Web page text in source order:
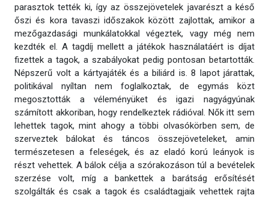
parasztok tették ki, így az összejövetelek javarészt a késő
őszi és kora tavaszi időszakok között zajlottak, amikor a
mezőgazdasági munkálatokkal végeztek, vagy még nem
kezdték el. A tagdíj mellett a játékok használatáért is díjat
fizettek a tagok, a szabályokat pedig pontosan betartották.
Népszerű volt a kártyajáték és a biliárd is. 8 lapot járattak,
politikával nyíltan nem foglalkoztak, de egymás közt
megosztották a véleményüket és igazi nagyágyúnak
számított akkoriban, hogy rendelkeztek rádióval. Nők itt sem
lehettek tagok, mint ahogy a többi olvasókörben sem, de
szerveztek bálokat és táncos összejöveteleket, amin
természetesen a feleségek, és az eladó korú leányok is
részt vehettek. A bálok célja a szórakozáson túl a bevételek
szerzése volt, míg a bankettek a barátság erősítését
szolgálták és csak a tagok és családtagjaik vehettek rajta